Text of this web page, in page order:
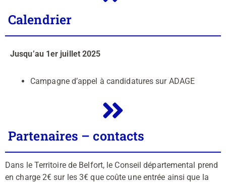
Calendrier
Jusqu’au 1er juillet 2025
Campagne d’appel à candidatures sur ADAGE
Partenaires – contacts
Dans le Territoire de Belfort, le Conseil départemental prend
en charge 2€ sur les 3€ que coûte une entrée ainsi que la